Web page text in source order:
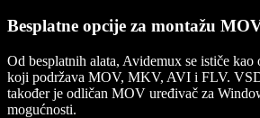
Besplatne opcije za montažu
Od besplatnih alata, Avidemux se ističe kao
koji podržava MOV, MKV, AVI i FLV.
također je odličan MOV uređivač za
mogućnosti.